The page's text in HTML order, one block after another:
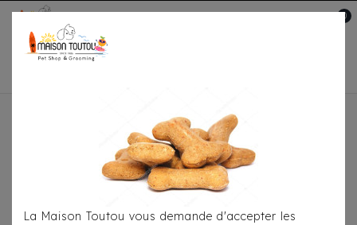
0
Accueil
Pour
Manteaux
Doudoune Milk & Pepper
Alya Noir
La Maison Toutou vous demande d'accepter les